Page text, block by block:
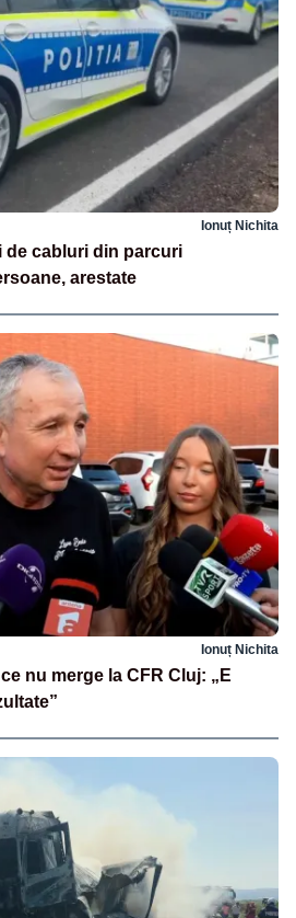
Ionuț Nichita
de cabluri din parcuri
arestate
Ionuț Nichita
nu merge la CFR Cluj: „E